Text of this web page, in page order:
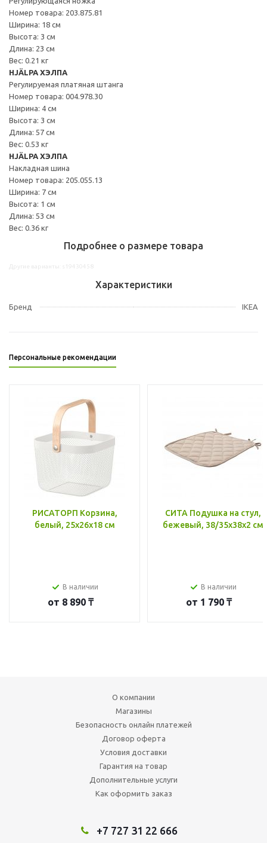
Номер товара: 203.875.81
Ширина: 18 см
Высота: 3 см
Длина: 23 см
Вес: 0.21 кг
HJÄLPA ХЭЛПА
Регулируемая платяная штанга
Номер товара: 004.978.30
Ширина: 4 см
Высота: 3 см
Длина: 57 см
Вес: 0.53 кг
HJÄLPA ХЭЛПА
Накладная шина
Номер товара: 205.055.13
Ширина: 7 см
Высота: 1 см
Длина: 53 см
Вес: 0.36 кг
Подробнее о размере товара
Характеристики
Бренд IKEA
Персональные рекомендации
РИСАТОРП Корзина,
белый, 25x26x18 см
В наличии
от 8 890 ₸
СИТА Подушка на стул,
бежевый, 38/35x38x2 см
В наличии
от 1 790 ₸
О компании
Магазины
Безопасность онлайн платежей
Договор оферта
Условия доставки
Гарантия на товар
Дополнительные услуги
Как оформить заказ
+7 727 31 22 666